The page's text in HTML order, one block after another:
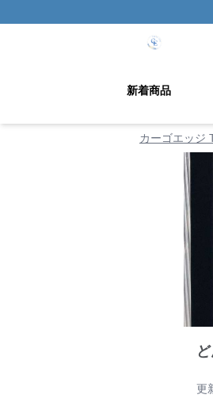
新着商品
カーゴエッジ
更